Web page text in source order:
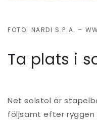
FOTO: NARDI S.P.A. –
Ta plats i
Net solstol är
följsamt efter